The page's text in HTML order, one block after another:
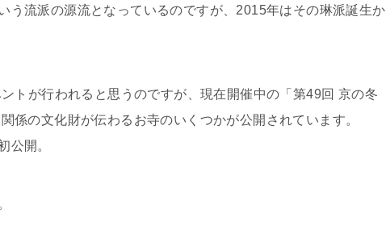
う流派の源流となっているのですが、2015年はその琳派誕生か
トが行われると思うのですが、現在開催中の「第49回 京の冬
係の文化財が伝わるお寺のいくつかが公開されています。
公開。